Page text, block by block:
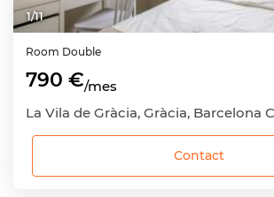
1/11
Room Double
790 €/mes
Contact